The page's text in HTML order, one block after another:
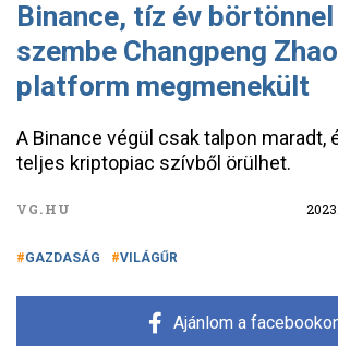
Binance, tíz év börtönnel
szembe Changpeng
platform megmenekült
A Binance végül csak talpon maradt,
teljes kriptopiac szívből örülhet.
VG.HU
GAZDASÁG VILÁGŰR
Ajánlom a